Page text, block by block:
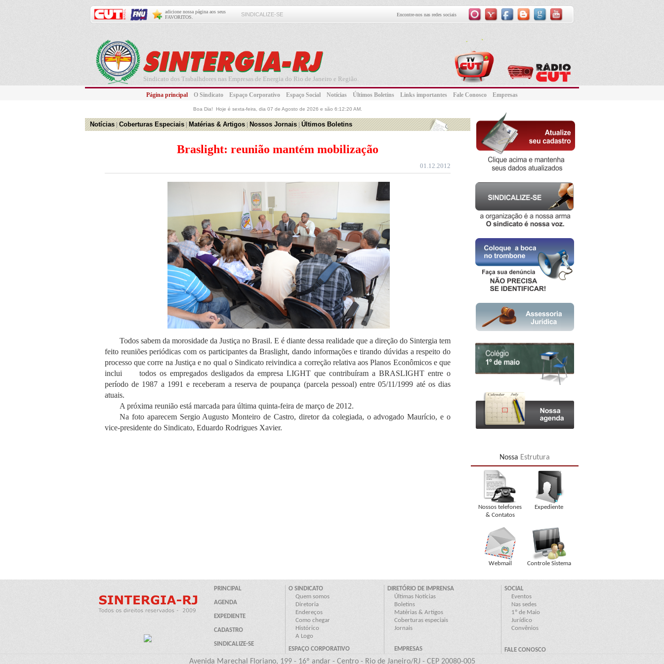
adicione nossa página aos seus
FAVORITOS.
SINDICALIZE-SE Encontre-nos nas redes sociais
Sindicato dos Trabalhdores nas Empresas de Energia do Rio de Janeiro e Região.
Página principal O Sindicato Espaço Corporativo Espaço Social Notícias Últimos Boletins Links importantes Fale Conosco Empresas
Boa Dia! Hoje é sexta-feira, dia 07 de Agosto de 2026 e são 6:12:20 AM.
Notícias|Coberturas Especiais|Matérias & Artigos|Nossos Jornais|Últimos Boletins
Braslight: reunião mantém mobilização
01.12.2012
Todos sabem da morosidade da Justiça no Brasil. E é diante dessa realidade que a direção do Sintergia tem
feito reuniões periódicas com os participantes da Braslight, dando informações e tirando dúvidas a respeito do
processo que corre na Justiça e no qual o Sindicato reivindica a correção relativa aos Planos Econômicos e que
inclui todos os empregados desligados da empresa LIGHT que contribuíram a BRASLIGHT entre o
período de 1987 a 1991 e receberam a reserva de poupança (parcela pessoal) entre 05/11/1999 até os dias
atuais.
A próxima reunião está marcada para última quinta-feira de março de 2012.
Na foto aparecem Sergio Augusto Monteiro de Castro, diretor da colegiada, o advogado Maurício, e o
vice-presidente do Sindicato, Eduardo Rodrigues Xavier.
Nossa Estrutura
Nossos telefones
& Contatos
Expediente
Webmail Controle Sistema
Avenida Marechal Floriano, 199 - 16º andar - Centro - Rio de Janeiro/RJ - CEP 20080-005